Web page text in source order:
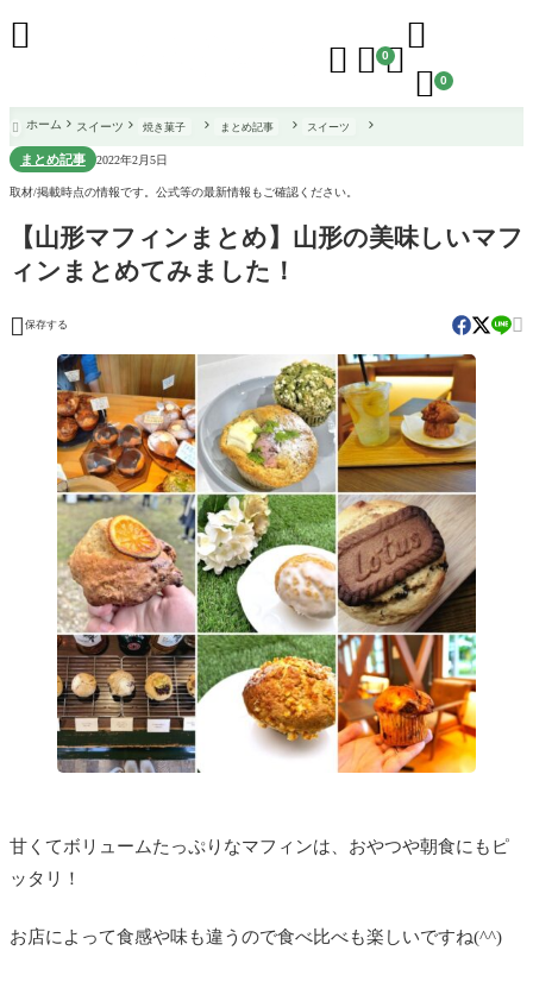
  0

 0

 ホーム スイーツ 焼き菓子 まとめ記事 スイーツ
まとめ記事 2022年2月5日
取材/掲載時点の情報です。公式等の最新情報もご確認ください。
【山形マフィンまとめ】山形の美味しいマフ
ィンまとめてみました！
 保存する 
甘くてボリュームたっぷりなマフィンは、おやつや朝食にもピ
ッタリ！
お店によって食感や味も違うので食べ比べも楽しいですね(^^)